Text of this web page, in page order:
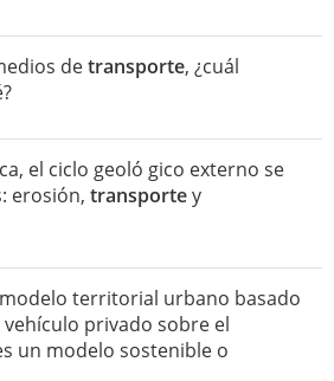
detransporte, ¿cuál
el ciclo geoló gico externo se
erosión, transportey
territorial urbano basado
privado sobre el
un modelo sostenible o